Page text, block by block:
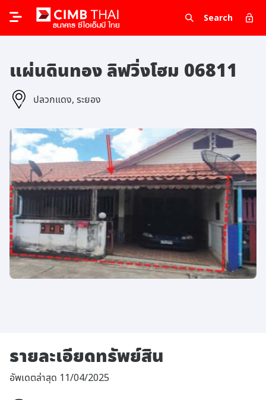
Search
แผ่นดินทอง ลิฟวิ่งโฮม 06811
ปลวกแดง, ระยอง
รายละเอียดทรัพย์สิน
อัพเดตล่าสุด 11/04/2025